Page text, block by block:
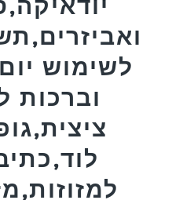
לשימוש
וברכות